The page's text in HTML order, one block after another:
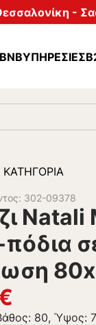
-
ΥΠΗΡΕΣΊΕΣ
302-09378
Natali
80, Ύψος: